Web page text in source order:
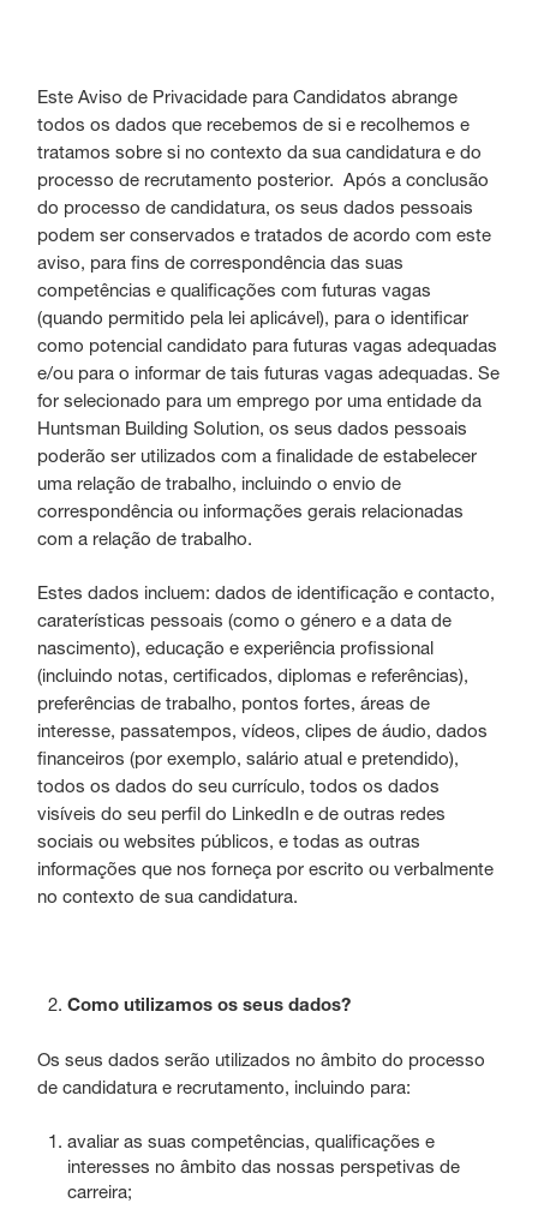
Este Aviso de Privacidade para Candidatos abrange
todos os dados que recebemos de si e recolhemos e
tratamos sobre si no contexto da sua candidatura e do
processo de recrutamento posterior. Após a conclusão
do processo de candidatura, os seus dados pessoais
podem ser conservados e tratados de acordo com este
aviso, para fins de correspondência das suas
competências e qualificações com futuras vagas
(quando permitido pela lei aplicável), para o identificar
como potencial candidato para futuras vagas adequadas
e/ou para o informar de tais futuras vagas adequadas. Se
for selecionado para um emprego por uma entidade da
Huntsman Building Solution, os seus dados pessoais
poderão ser utilizados com a finalidade de estabelecer
uma relação de trabalho, incluindo o envio de
correspondência ou informações gerais relacionadas
com a relação de trabalho.
Estes dados incluem: dados de identificação e contacto,
caraterísticas pessoais (como o género e a data de
nascimento), educação e experiência profissional
(incluindo notas, certificados, diplomas e referências),
preferências de trabalho, pontos fortes, áreas de
interesse, passatempos, vídeos, clipes de áudio, dados
financeiros (por exemplo, salário atual e pretendido),
todos os dados do seu currículo, todos os dados
visíveis do seu perfil do LinkedIn e de outras redes
sociais ou websites públicos, e todas as outras
informações que nos forneça por escrito ou verbalmente
no contexto de sua candidatura.
Como utilizamos os seus dados?
Os seus dados serão utilizados no âmbito do processo
de candidatura e recrutamento, incluindo para:
avaliar as suas competências, qualificações e
interesses no âmbito das nossas perspetivas de
carreira;